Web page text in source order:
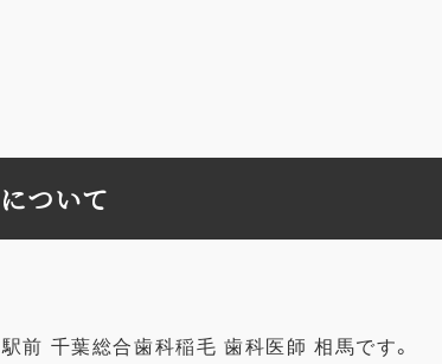
ついて
前 千葉総合歯科稲毛 歯科医師 相馬です。